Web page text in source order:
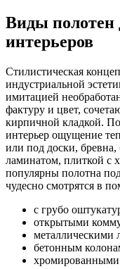
Виды
интерьеров
Стилистическая
индустриальной
имитацией
фактуру и цвет,
кирпичной кладкой.
интерьер ощущение
или под доски,
ламинатом, плиткой с
популярны полотна
чудесно смотрятся в
с грубо
открытыми
металлическими
бетонным